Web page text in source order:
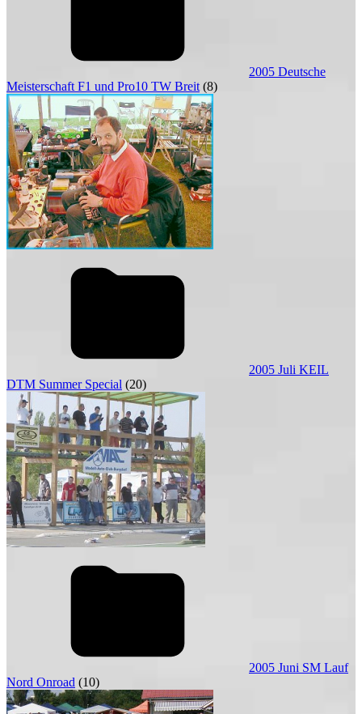
2005 Deutsche
Meisterschaft F1 und Pro10 TW Breit (8)
2005 Juli KEIL
DTM Summer Special (20)
2005 Juni SM Lauf
Nord Onroad (10)